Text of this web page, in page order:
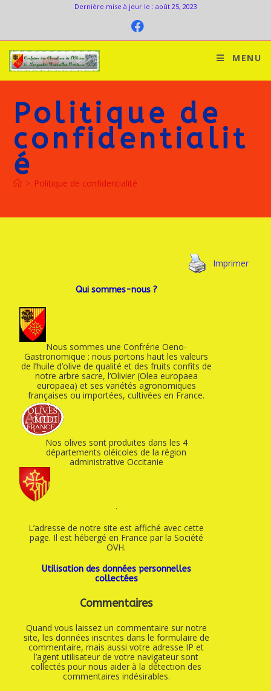
Dernière mise à jour le : août 25, 2023
MENU
Politique de
confidentialit
é
> Politique de confidentialité
Imprimer
Qui sommes-nous ?
Nous sommes une Confrérie Oeno-
Gastronomique : nous portons haut les valeurs
de l’huile d’olive de qualité et des fruits confits de
notre arbre sacre, l’Olivier (Olea europaea
europaea) et ses variétés agronomiques
françaises ou importées, cultivées en France.
Nos olives sont produites dans les 4
départements oléicoles de la région
administrative Occitanie
.
L’adresse de notre site est affiché avec cette
page. Il est hébergé en France par la Société
OVH.
Utilisation des données personnelles
collectées
Commentaires
Quand vous laissez un commentaire sur notre
site, les données inscrites dans le formulaire de
commentaire, mais aussi votre adresse IP et
l’agent utilisateur de votre navigateur sont
collectés pour nous aider à la détection des
commentaires indésirables.